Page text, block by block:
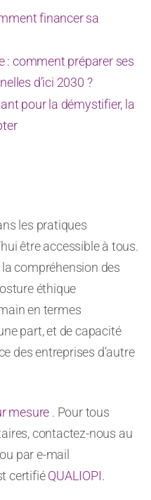
financer sa
: comment préparer ses
d’ici 2030 ?
pour la démystifier, la
les pratiques
être accessible à tous.
compréhension des
éthique
en termes
part, et de capacité
des entreprises d’autre
mesure . Pour tous
contactez-nous au
par e-mail
certifiéQUALIOPI.